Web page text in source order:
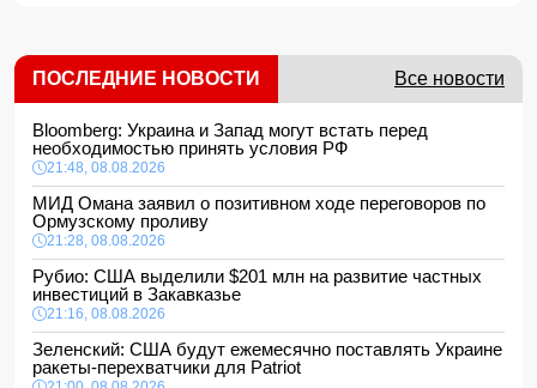
ПОСЛЕДНИЕ НОВОСТИ Все новости
Bloomberg: Украина и Запад могут встать перед
необходимостью принять условия РФ
21:48, 08.08.2026
МИД Омана заявил о позитивном ходе переговоров по
Ормузскому проливу
21:28, 08.08.2026
Рубио: США выделили $201 млн на развитие частных
инвестиций в Закавказье
21:16, 08.08.2026
Зеленский: США будут ежемесячно поставлять Украине
ракеты-перехватчики для Patriot